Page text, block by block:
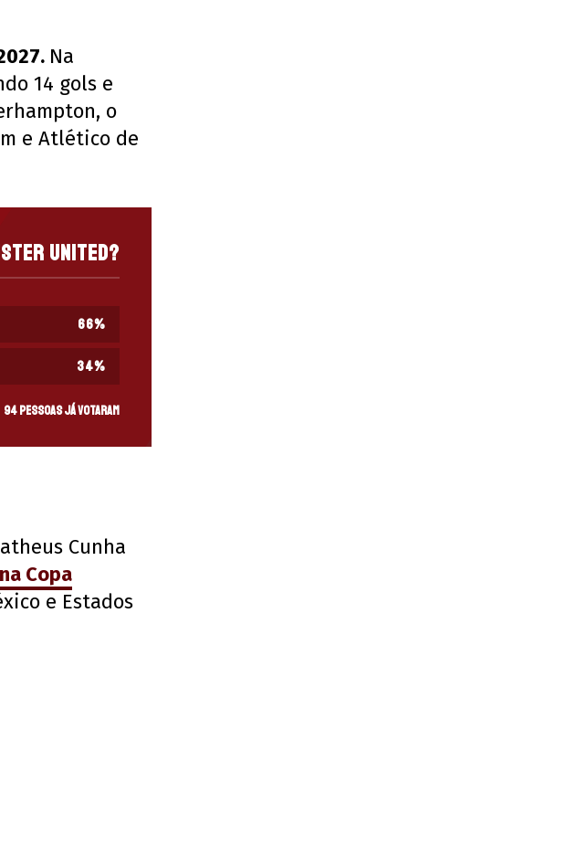
Na
14 gols e
o
e Atlético de
United?
66%
34%
94 pessoas já votaram
Cunha
Copa
e Estados